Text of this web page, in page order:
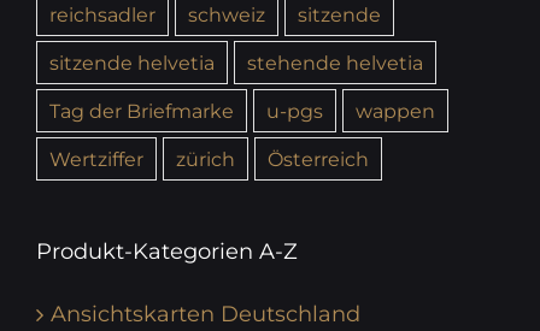
reichsadler schweiz
sitzende
sitzende helvetia
stehende helvetia
Tag der Briefmarke
u-pgs
wappen
Wertziffer
zürich Österreich
Produkt-Kategorien A-Z
Ansichtskarten Deutschland